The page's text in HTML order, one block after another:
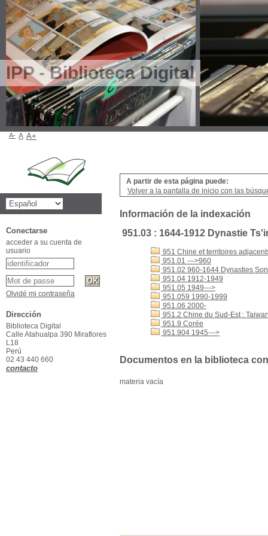
IPP - Biblioteca Digital
A partir de esta página puede:
Volver a la pantalla de inicio con las
Información de la indexación
951.03 : 1644-1912 Dynastie
951 Chine et territoires
951.01 --->960
951.02 960-1644 Dynasties
951.04 1912-1949
951.05 1949--->
951.059 1990-1999
951.06 2000-
951.2 Chine du Sud-Est :
951.9 Corée
951.904 1945--->
Documentos en la biblioteca
materia vacía
A- A A+
Conectarse
acceder a su cuenta de
usuario
Olvidé mi contraseña
Dirección
Biblioteca Digital
Calle Atahualpa 390 Miraflores
L18
Perú
02 43 440 660
contacto